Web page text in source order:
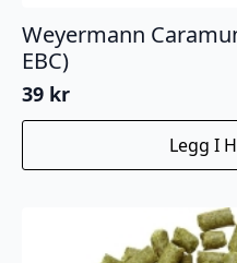
Weyermann
EBC)
39 kr
Legg I